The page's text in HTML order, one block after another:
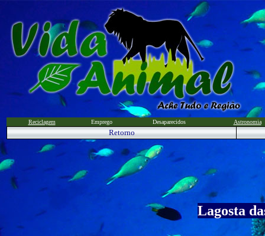
Reciclagem Emprego Desaparecidos Astronomia
Retorno
Lagosta